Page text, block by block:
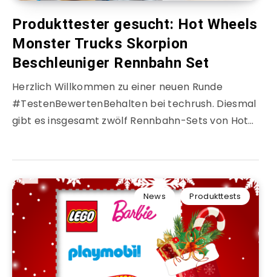
Produkttester gesucht: Hot Wheels
Monster Trucks Skorpion
Beschleuniger Rennbahn Set
Herzlich Willkommen zu einer neuen Runde
#TestenBewertenBehalten bei techrush. Diesmal
gibt es insgesamt zwölf Rennbahn-Sets von Hot…
News Produkttests